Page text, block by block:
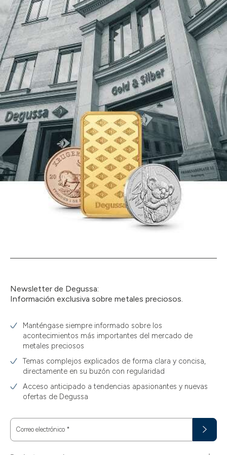
Newsletter de Degussa:
Información exclusiva sobre metales preciosos.
Manténgase siempre informado sobre los
acontecimientos más importantes del mercado de
metales preciosos
Temas complejos explicados de forma clara y concisa,
directamente en su buzón con regularidad
Acceso anticipado a tendencias apasionantes y nuevas
ofertas de Degussa
Correo electrónico *